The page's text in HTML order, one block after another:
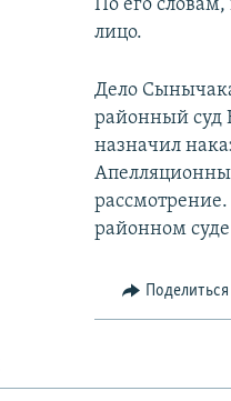
По его словам,
лицо.
Дело
районный суд
назначил
рассмотрение.
районном
Поделиться